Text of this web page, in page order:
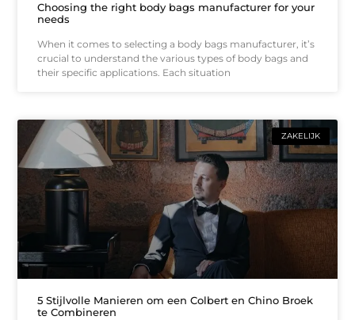
Choosing the right body bags manufacturer for your
needs
When it comes to selecting a body bags manufacturer, it’s
crucial to understand the various types of body bags and
their specific applications. Each situation
ZAKELIJK
5 Stijlvolle Manieren om een Colbert en Chino Broek
te Combineren